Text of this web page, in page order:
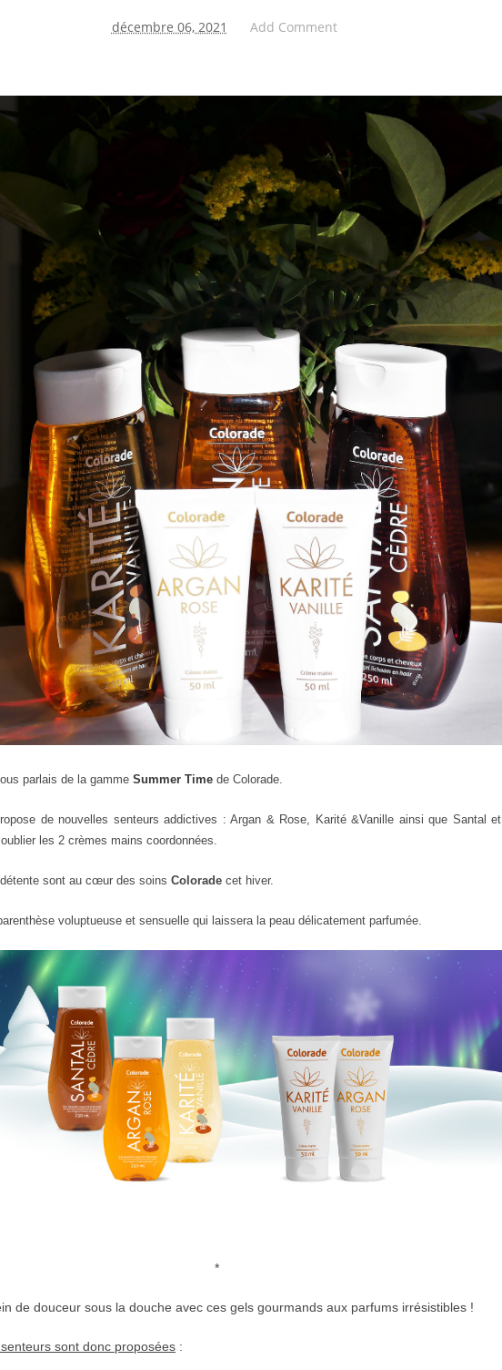
décembre 06, 2021 Add Comment
parlais de la gamme Summer Time de Colorade.
de nouvelles senteurs addictives : Argan & Rose, Karité &Vanille ainsi que Santal et
les 2 crèmes mains coordonnées.
sont au cœur des soins Colorade cet hiver.
voluptueuse et sensuelle qui laissera la peau délicatement parfumée.
*
de douceur sous la douche avec ces gels gourmands aux parfums irrésistibles !
sont donc proposées :